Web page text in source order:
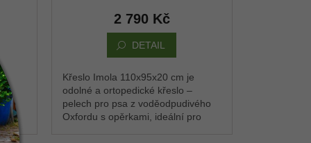
2 790 Kč
DETAIL
Křeslo Imola 110x95x20 cm je
odolné a ortopedické křeslo –
pelech pro psa z voděodpudivého
Oxfordu s opěrkami, ideální pro